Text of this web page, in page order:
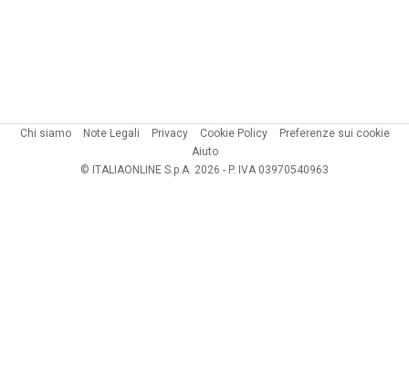
Chi siamo Note Legali Privacy Cookie Policy
Preferenze sui cookie
Aiuto
© ITALIAONLINE S.p.A. 2026 - P. IVA 03970540963